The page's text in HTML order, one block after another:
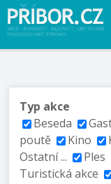
Typ akce
Beseda
poutě
Kino
Ostatní ...
Ples
Turistická akce